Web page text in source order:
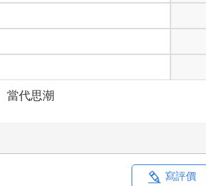
當代思潮
寫評價